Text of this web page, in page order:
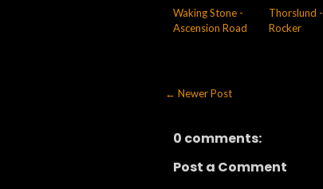
Waking Stone -
Ascension Road
Thorslund -
Rocker
← Newer Post
0 comments:
Post a Comment